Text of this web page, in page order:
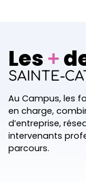
Les +
SAINTE-
Au Campus, les
en charge,
d’entreprise,
intervenants
parcours.